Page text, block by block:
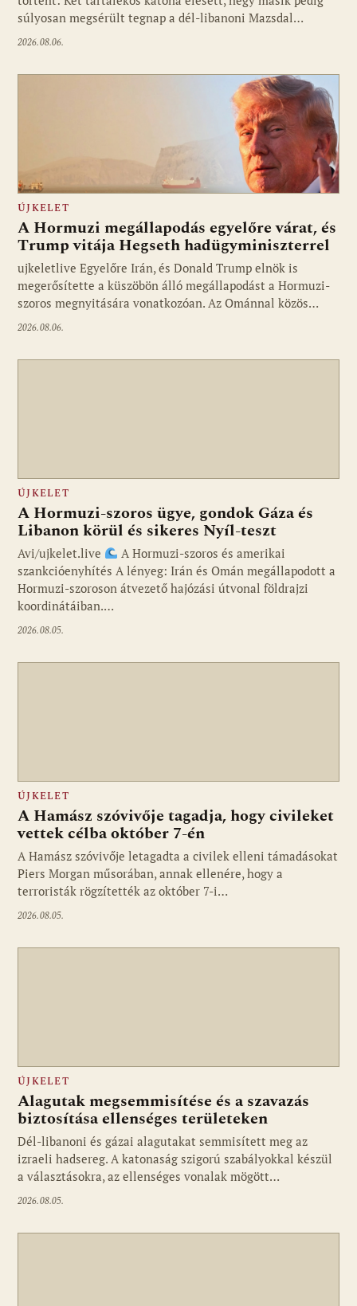
súlyosan megsérült tegnap a dél-libanoni Mazsdal…
2026.08.06.
Fotó: ujkelet.live
ÚJKELET
A Hormuzi megállapodás egyelőre várat, és
Trump vitája Hegseth hadügyminiszterrel
ujkeletlive Egyelőre Irán, és Donald Trump elnök is
megerősítette a küszöbön álló megállapodást a Hormuzi-
szoros megnyitására vonatkozóan. Az Ománnal közös…
2026.08.06.
ÚJKELET
A Hormuzi-szoros ügye, gondok Gáza és
Libanon körül és sikeres Nyíl-teszt
Avi/ujkelet.live
A Hormuzi-szoros és amerikai
szankcióenyhítés A lényeg: Irán és Omán megállapodott a
Hormuzi-szoroson átvezető hajózási útvonal földrajzi
koordinátáiban.…
2026.08.05.
ÚJKELET
A Hamász szóvivője tagadja, hogy civileket
vettek célba október 7-én
A Hamász szóvivője letagadta a civilek elleni támadásokat
Piers Morgan műsorában, annak ellenére, hogy a
terroristák rögzítették az október 7-i…
2026.08.05.
ÚJKELET
Alagutak megsemmisítése és a szavazás
biztosítása ellenséges területeken
Dél-libanoni és gázai alagutakat semmisített meg az
izraeli hadsereg. A katonaság szigorú szabályokkal készül
a választásokra, az ellenséges vonalak mögött…
2026.08.05.